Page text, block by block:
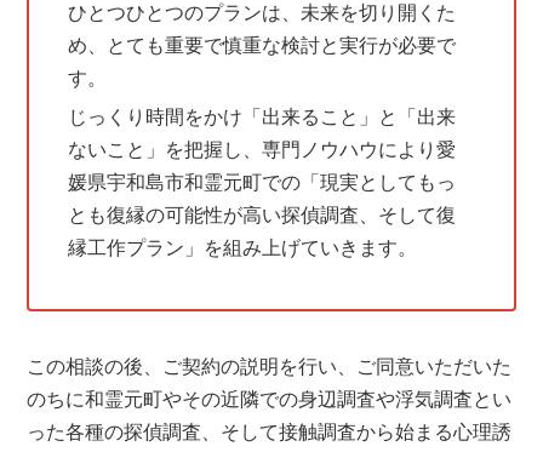
ひとつひとつのプランは、未来を切り開くた
め、とても重要で慎重な検討と実行が必要で
す。
じっくり時間をかけ「出来ること」と「出来
ないこと」を把握し、専門ノウハウにより愛
媛県宇和島市和霊元町での「現実としてもっ
とも復縁の可能性が高い探偵調査、そして復
縁工作プラン」を組み上げていきます。
この相談の後、ご契約の説明を行い、ご同意いただいた
のちに和霊元町やその近隣での身辺調査や浮気調査とい
った各種の探偵調査、そして接触調査から始まる心理誘